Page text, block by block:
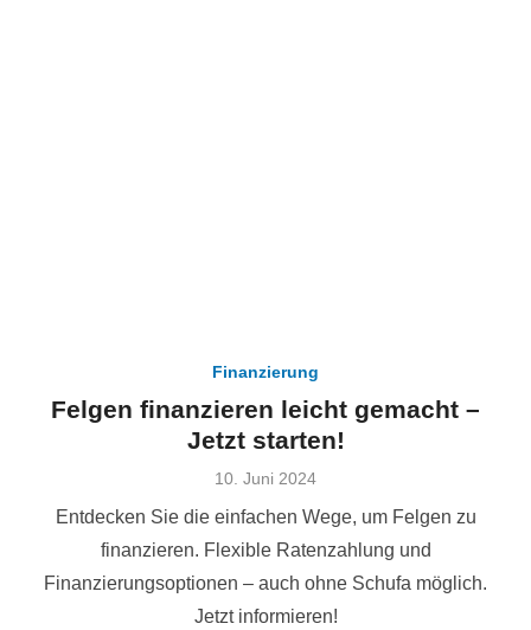
Finanzierung
Felgen finanzieren leicht gemacht –
Jetzt starten!
Veröffentlicht
10. Juni 2024
Entdecken Sie die einfachen Wege, um Felgen zu
finanzieren. Flexible Ratenzahlung und
Finanzierungsoptionen – auch ohne Schufa möglich.
Jetzt informieren!